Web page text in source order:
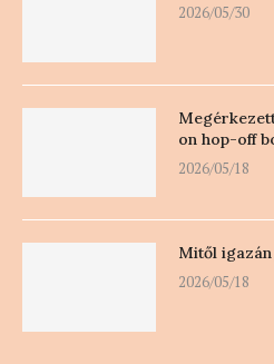
2026/05/30
on hop-off
2026/05/18
Mitől
2026/05/18